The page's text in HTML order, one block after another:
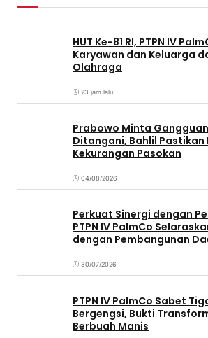
HUT Ke-81 RI, PTPN IV
Karyawan dan Keluarga
Olahraga
23 jam lalu
Prabowo Minta
Ditangani, Bahlil Pastikan
Kekurangan Pasokan
04/08/2026
Perkuat Sinergi dengan
PTPN IV PalmCo
dengan Pembangunan
30/07/2026
PTPN IV PalmCo Sabet
Bergengsi, Bukti
Berbuah Manis